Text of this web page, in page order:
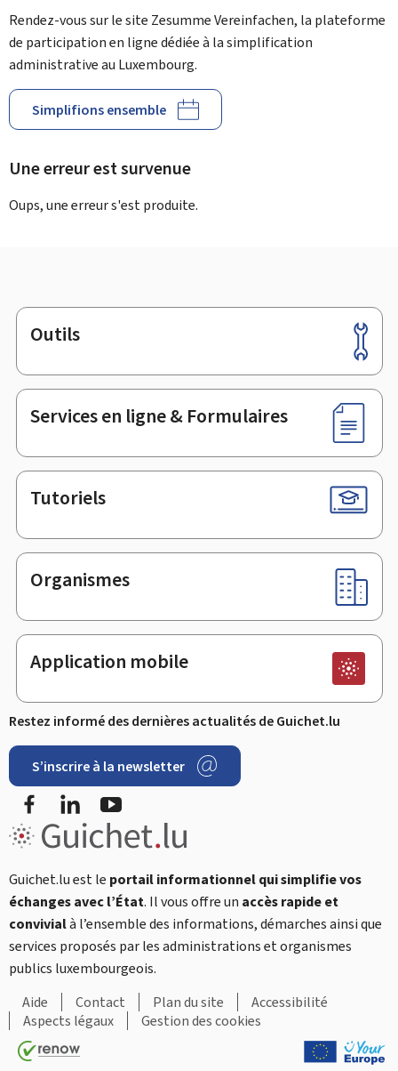
Rendez-vous sur le site Zesumme Vereinfachen, la plateforme
de participation en ligne dédiée à la simplification
administrative au Luxembourg.
Simplifions ensemble
Une erreur est survenue
Oups, une erreur s'est produite.
Pied
de
page
Outils
Services en ligne & Formulaires
Tutoriels
Organismes
Application mobile
Restez informé des dernières actualités de Guichet.lu
S’inscrire à la newsletter
FacebookLinkedIn
Guichet.lu est le portail informationnel qui simplifie vos
échanges avec l’État. Il vous offre un accès rapide et
convivialà l’ensemble des informations, démarches ainsi que
services proposés par les administrations et organismes
publics luxembourgeois.
Aide
Contact Plan du site
Accessibilité
Aspects légaux
Gestion des cookies